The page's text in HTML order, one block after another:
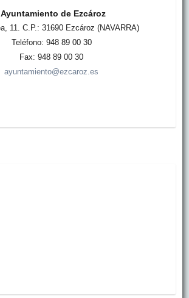
Ayuntamiento de Ezcároz
11. C.P.: 31690 Ezcároz (NAVARRA)
Teléfono: 948 89 00 30
Fax: 948 89 00 30
ayuntamiento@ezcaroz.es